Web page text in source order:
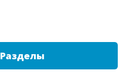
Разделы